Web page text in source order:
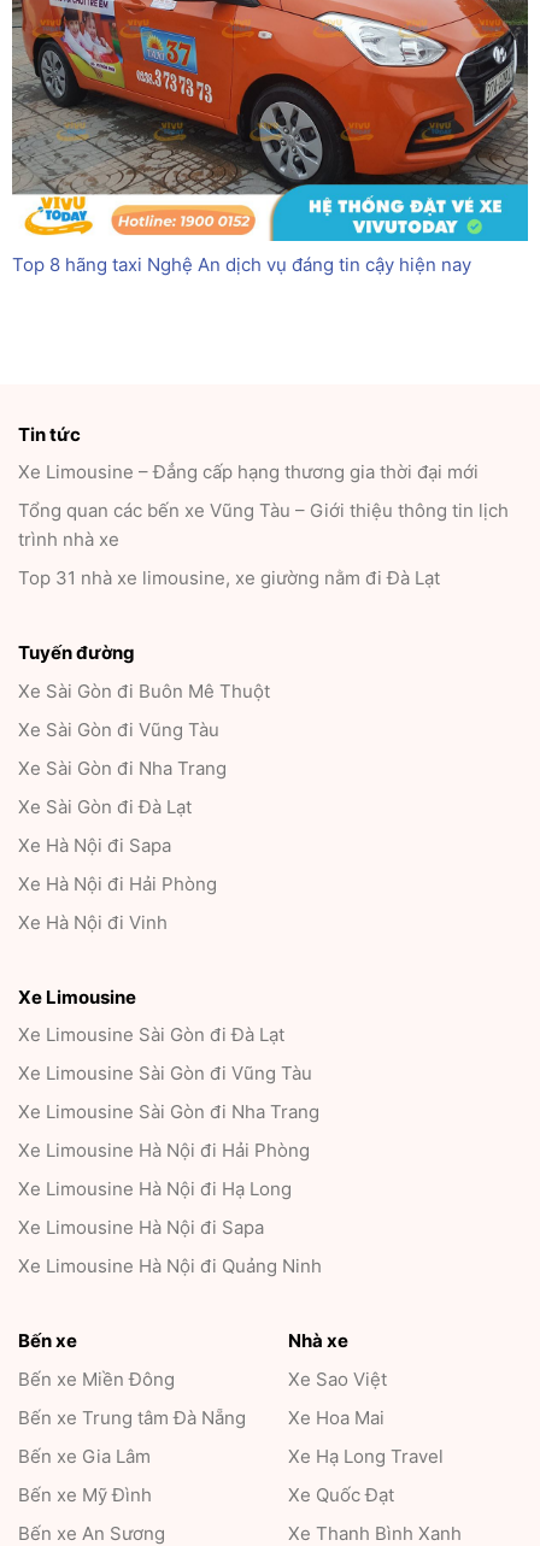
Top 8 hãng taxi Nghệ An dịch vụ đáng tin cậy hiện nay
Tin tức
Xe Limousine – Đẳng cấp hạng thương gia thời đại mới
Tổng quan các bến xe Vũng Tàu – Giới thiệu thông tin lịch
trình nhà xe
Top 31 nhà xe limousine, xe giường nằm đi Đà Lạt
Tuyến đường
Xe Sài Gòn đi Buôn Mê Thuột
Xe Sài Gòn đi Vũng Tàu
Xe Sài Gòn đi Nha Trang
Xe Sài Gòn đi Đà Lạt
Xe Hà Nội đi Sapa
Xe Hà Nội đi Hải Phòng
Xe Hà Nội đi Vinh
Xe Limousine
Xe Limousine Sài Gòn đi Đà Lạt
Xe Limousine Sài Gòn đi Vũng Tàu
Xe Limousine Sài Gòn đi Nha Trang
Xe Limousine Hà Nội đi Hải Phòng
Xe Limousine Hà Nội đi Hạ Long
Xe Limousine Hà Nội đi Sapa
Xe Limousine Hà Nội đi Quảng Ninh
Bến xe
Bến xe Miền Đông
Bến xe Trung tâm Đà Nẵng
Bến xe Gia Lâm
Bến xe Mỹ Đình
Bến xe An Sương
Nhà xe
Xe Sao Việt
Xe Hoa Mai
Xe Hạ Long Travel
Xe Quốc Đạt
Xe Thanh Bình Xanh